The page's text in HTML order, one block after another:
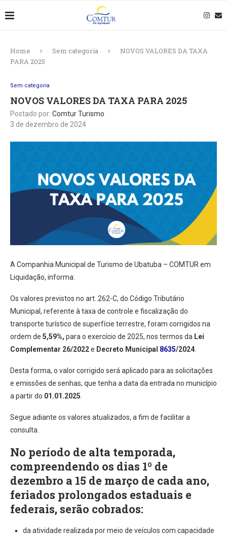
Home Sem categoria
NOVOS VALORES DA TAXA
PARA 2025
Sem categoria
NOVOS VALORES DA TAXA PARA 2025
Postado por: Comtur Turismo
3 de dezembro de 2024
A Companhia Municipal de Turismo de Ubatuba – COMTUR em
Liquidação, informa:
Os valores previstos no art. 262-C, do Código Tributário
Municipal, referente à taxa de controle e fiscalização do
transporte turístico de superfície terrestre, foram corrigidos na
ordem de 5,59%, para o exercício de 2025, nos termos da Lei
Complementar 26/2022e Decreto Municipal 8635/2024
Desta forma, o valor corrigido será aplicado para as solicitações
e emissões de senhas, que tenha a data da entrada no município
a partir do 01.01.2025
Segue adiante os valores atualizados, a fim de facilitar a
consulta.
No período de alta temporada,
compreendendo os dias 1º de
dezembro a 15 de março de cada ano,
feriados prolongados estaduais e
federais, serão cobrados:
da atividade realizada por meio de veículos com capacidade